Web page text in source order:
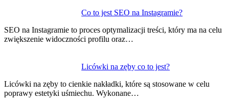
Co to jest SEO na Instagramie?
SEO na Instagramie to proces optymalizacji treści, który ma na celu
zwiększenie widoczności profilu oraz…
Licówki na zęby co to jest?
Licówki na zęby to cienkie nakładki, które są stosowane w celu
poprawy estetyki uśmiechu. Wykonane…
wpisu